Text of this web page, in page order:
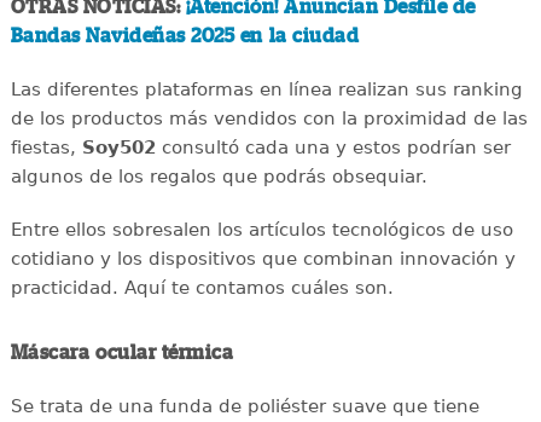
OTRAS NOTICIAS: ¡Atención! Anuncian Desfile de
Bandas Navideñas 2025 en la ciudad
Las diferentes plataformas en línea realizan sus ranking
de los productos más vendidos con la proximidad de las
fiestas, Soy502consultó cada una y estos podrían ser
algunos de los regalos que podrás obsequiar.
Entre ellos sobresalen los artículos tecnológicos de uso
cotidiano y los dispositivos que combinan innovación y
practicidad. Aquí te contamos cuáles son.
Máscara ocular térmica
Se trata de una funda de poliéster suave que tiene